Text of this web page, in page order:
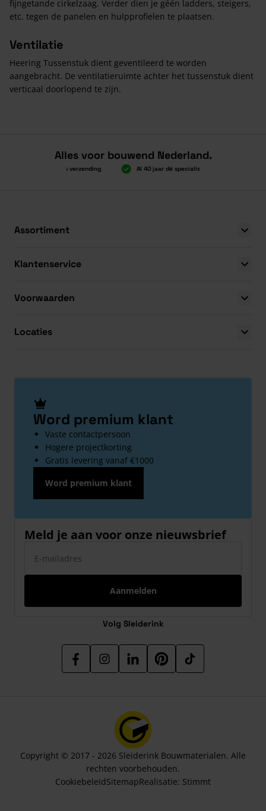
fijngetande cirkelzaag. Verder dien je géén ladders, steigers,
etc. tegen de panelen en hulpprofielen te plaatsen.
Ventilatie
Heering Tussenstuk dient geventileerd te worden
aangebracht. De ventilatieruimte achter het tussenstuk dient
verticaal doorlopend te zijn.
Alles voor bouwend Nederland.
Boven 2.000 gratis verzending Al 40 jaar dé specialist
Assortiment
Klantenservice
Voorwaarden
Locaties
Word premium klant
Vaste contactpersoon
Hogere projectkorting
Gratis levering vanaf €1000
Word premium klant
Meld je aan voor onze nieuwsbrief
Aanmelden
Volg Sleiderink
Copyright © 2017 - 2026 Sleiderink Bouwmaterialen. Alle
rechten voorbehouden.
CookiebeleidSitemapRealisatie: Stimmt